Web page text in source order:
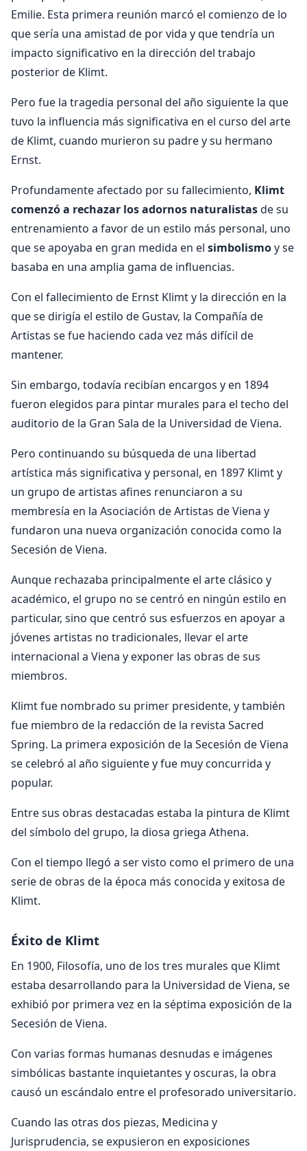
Emilie. Esta primera reunión marcó el comienzo de lo
que sería una amistad de por vida y que tendría un
impacto significativo en la dirección del trabajo
posterior de Klimt.
Pero fue la tragedia personal del año siguiente la que
tuvo la influencia más significativa en el curso del arte
de Klimt, cuando murieron su padre y su hermano
Ernst.
Profundamente afectado por su fallecimiento, Klimt
comenzó a rechazar los adornos naturalistasde su
entrenamiento a favor de un estilo más personal, uno
que se apoyaba en gran medida en el simbolismoy se
basaba en una amplia gama de influencias.
Con el fallecimiento de Ernst Klimt y la dirección en la
que se dirigía el estilo de Gustav, la Compañía de
Artistas se fue haciendo cada vez más difícil de
mantener.
Sin embargo, todavía recibían encargos y en 1894
fueron elegidos para pintar murales para el techo del
auditorio de la Gran Sala de la Universidad de Viena.
Pero continuando su búsqueda de una libertad
artística más significativa y personal, en 1897 Klimt y
un grupo de artistas afines renunciaron a su
membresía en la Asociación de Artistas de Viena y
fundaron una nueva organización conocida como la
Secesión de Viena.
Aunque rechazaba principalmente el arte clásico y
académico, el grupo no se centró en ningún estilo en
particular, sino que centró sus esfuerzos en apoyar a
jóvenes artistas no tradicionales, llevar el arte
internacional a Viena y exponer las obras de sus
miembros.
Klimt fue nombrado su primer presidente, y también
fue miembro de la redacción de la revista Sacred
Spring. La primera exposición de la Secesión de Viena
se celebró al año siguiente y fue muy concurrida y
popular.
Entre sus obras destacadas estaba la pintura de Klimt
del símbolo del grupo, la diosa griega Athena.
Con el tiempo llegó a ser visto como el primero de una
serie de obras de la época más conocida y exitosa de
Klimt.
Éxito de Klimt
En 1900, Filosofía, uno de los tres murales que Klimt
estaba desarrollando para la Universidad de Viena, se
exhibió por primera vez en la séptima exposición de la
Secesión de Viena.
Con varias formas humanas desnudas e imágenes
simbólicas bastante inquietantes y oscuras, la obra
causó un escándalo entre el profesorado universitario.
Cuando las otras dos piezas, Medicina y
Jurisprudencia, se expusieron en exposiciones